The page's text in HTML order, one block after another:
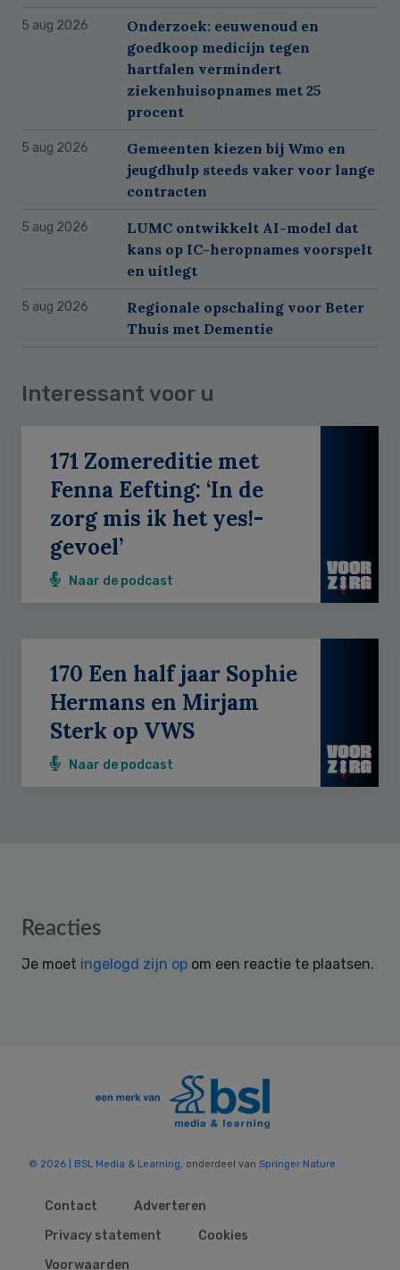
5 aug 2026
Onderzoek: eeuwenoud en
goedkoop medicijn tegen
hartfalen vermindert
ziekenhuisopnames met 25
procent
5 aug 2026
Gemeenten kiezen bij Wmo en
jeugdhulp steeds vaker voor lange
contracten
5 aug 2026
LUMC ontwikkelt AI-model dat
kans op IC-heropnames voorspelt
en uitlegt
5 aug 2026
Regionale opschaling voor Beter
Thuis met Dementie
Interessant voor u
171 Zomereditie met
Fenna Eefting: ‘In de
zorg mis ik het yes!-
gevoel’
Naar de podcast
170 Een half jaar Sophie
Hermans en Mirjam
Sterk op VWS
Naar de podcast
Reader
Reacties
Je moet ingelogd zijn op om een reactie te plaatsen.
© 2026 | BSL Media & Learning, onderdeel van Springer Nature
Contact
Adverteren
Privacy statement
Cookies
Voorwaarden